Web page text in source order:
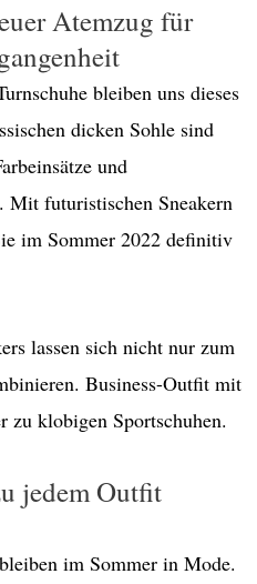
Atemzug für
bleiben uns dieses
dicken Sohle sind
und
Mit futuristischen Sneakern
im Sommer 2022 definitiv
lassen sich nicht nur zum
Business-Outfit mit
zu klobigen Sportschuhen.
jedem Outfit
im Sommer in Mode.